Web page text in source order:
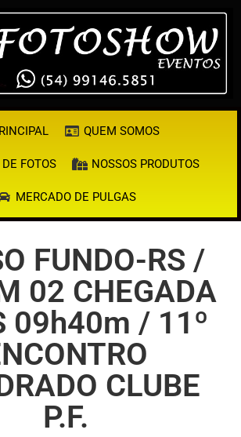
QUEM SOMOS
FOTOS NOSSOS PRODUTOS
MERCADO DE PULGAS
FUNDO-RS /
02 CHEGADA
09h40m / 11º
CLUBE
P.F.